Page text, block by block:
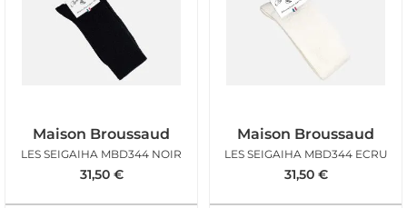
Maison Broussaud
LES SEIGAIHA MBD344 NOIR
31,50 €
Maison Broussaud
LES SEIGAIHA MBD344 ECRU
31,50 €